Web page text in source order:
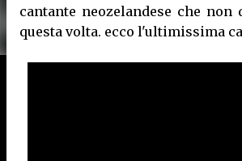
cantante neozelandese che non
questa volta. ecco l'ultimissima